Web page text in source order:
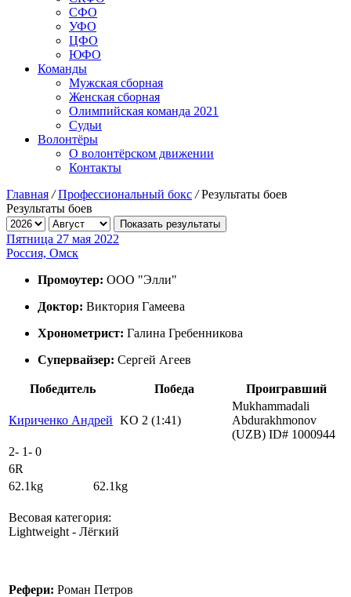
СФО
УФО
ЦФО
ЮФО
Команды
Мужская сборная
Женская сборная
Олимпийская команда 2021
Судьи
Волонтёры
О волонтёрском движении
Контакты
Главная / Профессиональный бокс /Результаты боев
Результаты боев
Показать результаты
Пятница 27 мая 2022
Россия, Омск
Промоутер: ООО "Элли"
Доктор: Виктория Гамеева
Хронометрист: Галина Гребенникова
Супервайзер: Сергей Агеев
Победитель Победа Проигравший
Кириченко Андрей KO 2 (1:41)
Mukhammadali
Abdurakhmonov
(UZB) ID# 1000944
2- 1- 0
6R
62.1kg 62.1kg
Весовая категория:
Lightweight - Лёгкий
Рефери: Роман Петров